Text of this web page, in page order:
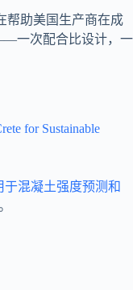
帮助美国生产商在成
一次配合比设计，一
for Sustainable
于混凝土强度预测和